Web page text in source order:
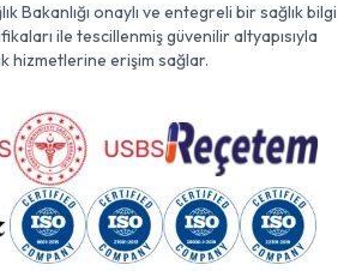
Bakanlığı onaylı ve entegreli bir sağlık bilgi
ile tescillenmiş güvenilir altyapısıyla
hizmetlerine erişim sağlar.